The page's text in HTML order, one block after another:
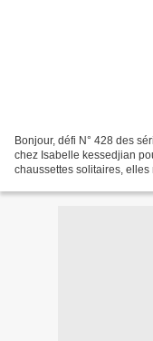
Bonjour, défi N° 428 des
chez Isabelle kessedjian
chaussettes solitaires,